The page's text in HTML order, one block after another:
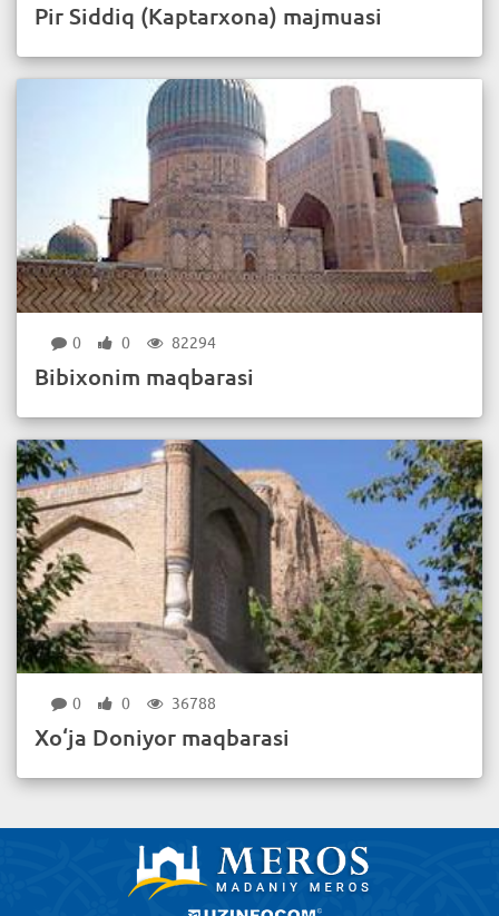
Pir Siddiq (Kaptarxona) majmuasi
0 0 82294
Bibixonim maqbarasi
0 0 36788
Xo‘ja Doniyor maqbarasi